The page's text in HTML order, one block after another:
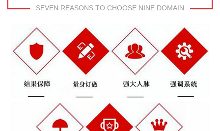
SEVEN REASONS TO CHOOSE NINE DOMAIN